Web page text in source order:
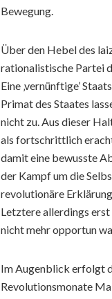
Bewegung.
Über den Hebel des
rationalistische Partei
Eine ‚vernünftige’
Primat des Staates
nicht zu. Aus dieser
als fortschrittlich
damit eine bewusste
der Kampf um die
revolutionäre
Letztere allerdings
nicht mehr opportun
Im Augenblick erfolgt
Revolutionsmonate